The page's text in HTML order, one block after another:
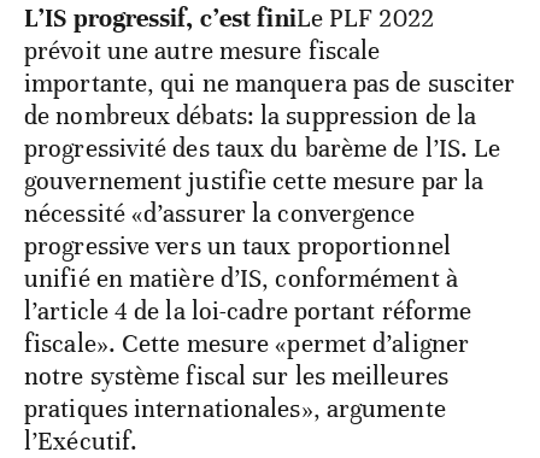
L’IS progressif, c’est finiLe PLF 2022
prévoit une autre mesure fiscale
importante, qui ne manquera pas de susciter
de nombreux débats: la suppression de la
progressivité des taux du barème de l’IS. Le
gouvernement justifie cette mesure par la
nécessité «d’assurer la convergence
progressive vers un taux proportionnel
unifié en matière d’IS, conformément à
l’article 4 de la loi-cadre portant réforme
fiscale». Cette mesure «permet d’aligner
notre système fiscal sur les meilleures
pratiques internationales», argumente
l’Exécutif.